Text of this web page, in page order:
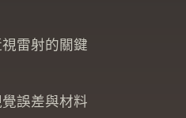
雷射的關鍵
誤差與材料